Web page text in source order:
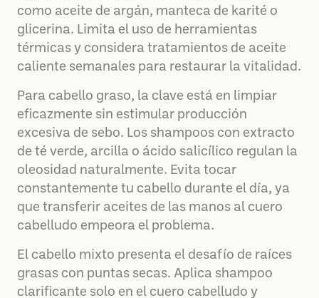
como aceite de argán, manteca de karité o
glicerina. Limita el uso de herramientas
térmicas y considera tratamientos de aceite
caliente semanales para restaurar la vitalidad.
Para cabello graso, la clave está en limpiar
eficazmente sin estimular producción
excesiva de sebo. Los shampoos con extracto
de té verde, arcilla o ácido salicílico regulan la
oleosidad naturalmente. Evita tocar
constantemente tu cabello durante el día, ya
que transferir aceites de las manos al cuero
cabelludo empeora el problema.
El cabello mixto presenta el desafío de raíces
grasas con puntas secas. Aplica shampoo
clarificante solo en el cuero cabelludo y